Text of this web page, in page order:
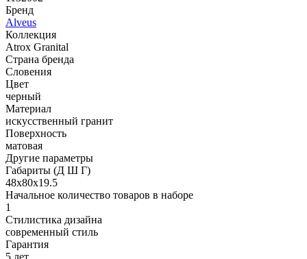
Бренд
Alveus
Коллекция
Atrox Granital
Страна бренда
Словения
Цвет
черный
Материал
искусственный гранит
Поверхность
матовая
Другие параметры
Габариты (Д Ш Г)
48х80х19.5
Начальное количество товаров в наборе
1
Стилистика дизайна
современный стиль
Гарантия
5 лет